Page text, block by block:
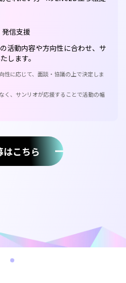
信支援
活動内容や方向性に合わせ、サ
します。
に応じて、面談・協議の上で決定しま
く、サンリオが応援することで活動の幅
はこちら